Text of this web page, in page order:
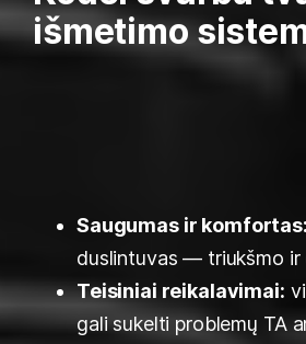
išmetimo
Saugumas ir komfortas:
duslintuvas — triukšmo ir
Teisiniai reikalavimai:
gali sukelti problemų TA